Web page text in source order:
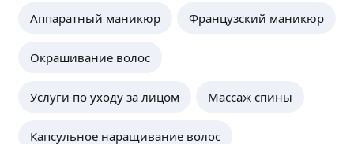
Аппаратный маникюр Французский маникюр
Окрашивание волос
Услуги по уходу за лицом Массаж спины
Капсульное наращивание волос